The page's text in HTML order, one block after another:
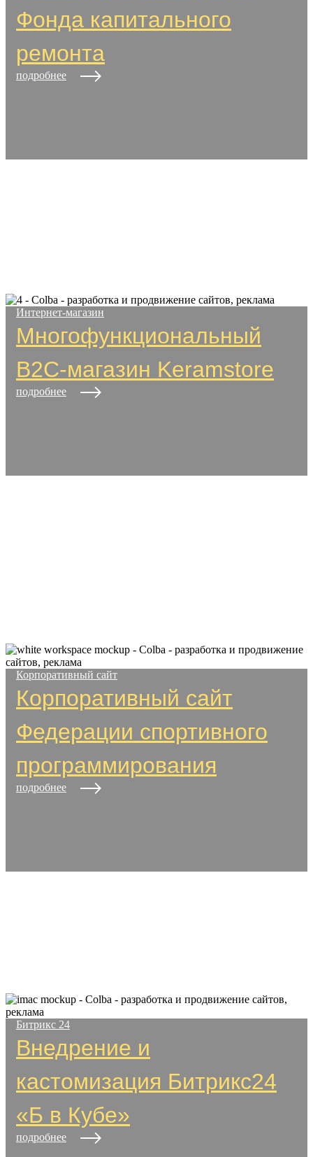
Фонда капитального
ремонта
подробнее
Интернет-магазин
Многофункциональный
B2C-магазин Keramstore
подробнее
Корпоративный сайт
Корпоративный сайт
Федерации спортивного
программирования
подробнее
Битрикс 24
Внедрение и
кастомизация Битрикс24
«Б в Кубе»
подробнее